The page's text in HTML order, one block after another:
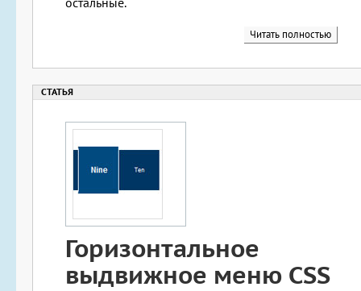
Читать полностью
Горизонтальное
выдвижное меню CSS